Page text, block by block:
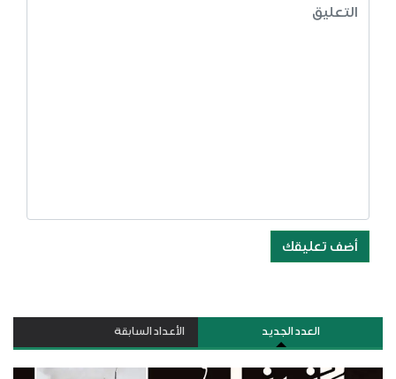
أضف تعليقك
العدد الجديد الأعداد السابقة